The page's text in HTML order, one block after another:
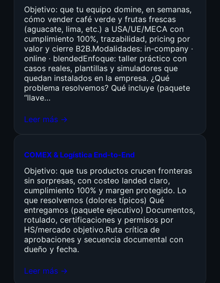
Objetivo: que tu equipo domine, en semanas,
cómo vender café verde y frutas frescas
(aguacate, lima, etc.) a USA/UE/MECA con
cumplimiento 100%, trazabilidad, pricing por
valor y cierre B2B.Modalidades: in-company ·
online · blendedEnfoque: taller práctico con
casos reales, plantillas y simuladores que
quedan instalados en la empresa. ¿Qué
problema resolvemos? Qué incluye (paquete
“llave…
Leer más →
COMEX & Logística End-to-End
Objetivo: que tus productos crucen fronteras
sin sorpresas, con costeo landed claro,
cumplimiento 100% y margen protegido. Lo
que resolvemos (dolores típicos) Qué
entregamos (paquete ejecutivo) Documentos,
rotulado, certificaciones y permisos por
HS/mercado objetivo.Ruta crítica de
aprobaciones y secuencia documental con
dueño y fecha.
Leer más →